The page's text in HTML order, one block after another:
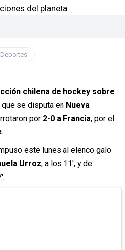
del planeta.
Deportes
chilena de hockey sobre
que se disputa en Nueva
por 2-0 a Francia, por el
este lunes al elenco galo
Urroz, a los 11′, y de